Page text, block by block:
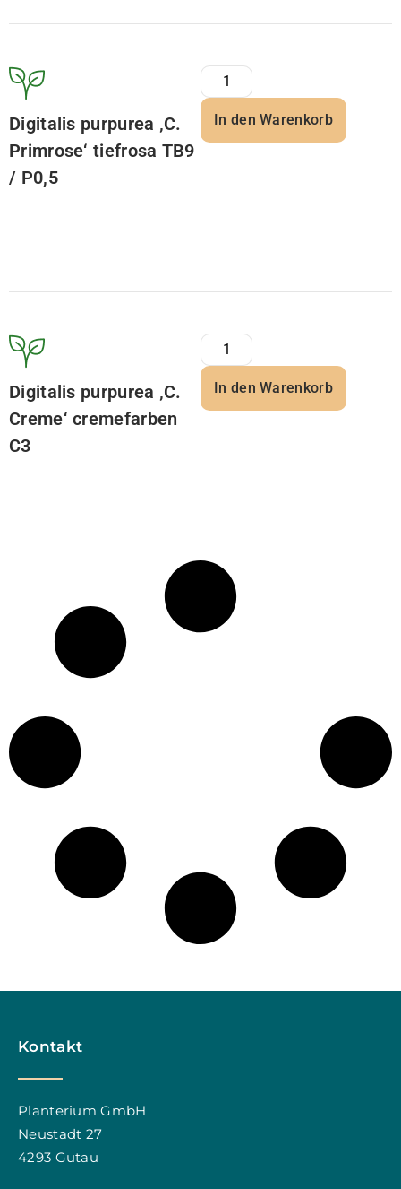
Digitalis purpurea ‚C.
Primrose‘ tiefrosa TB9
/ P0,5
In den Warenkorb
Digitalis purpurea ‚C.
Creme‘ cremefarben
C3
In den Warenkorb
Kontakt
Planterium GmbH
Neustadt 27
4293 Gutau